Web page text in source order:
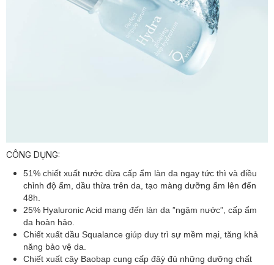
CÔNG DỤNG:
51% chiết xuất nước dừa cấp ẩm làn da ngay tức thì và điều
chỉnh độ ẩm, dầu thừa trên da, tạo màng dưỡng ẩm lên đến
48h.
25% Hyaluronic Acid mang đến làn da ”ngậm nước”, cấp ẩm
da hoàn hảo.
Chiết xuất dầu Squalance giúp duy trì sự mềm mại, tăng khả
năng bảo vệ da.
Chiết xuất cây Baobap cung cấp đâỳ đủ những dưỡng chất